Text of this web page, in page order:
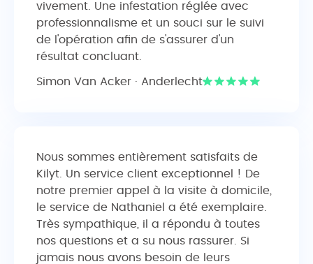
vivement. Une infestation réglée avec
professionnalisme et un souci sur le suivi
de l'opération afin de s'assurer d'un
résultat concluant.
Simon Van Acker · Anderlecht
Nous sommes entièrement satisfaits de
Kilyt. Un service client exceptionnel ! De
notre premier appel à la visite à domicile,
le service de Nathaniel a été exemplaire.
Très sympathique, il a répondu à toutes
nos questions et a su nous rassurer. Si
jamais nous avons besoin de leurs